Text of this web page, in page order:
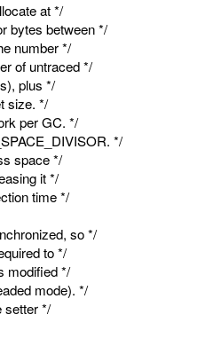
at */
bytes between */
number */
of untraced */
plus */
size. */
per GC. */
*/
space */
it */
time */
so */
to */
modified */
mode). */
setter */